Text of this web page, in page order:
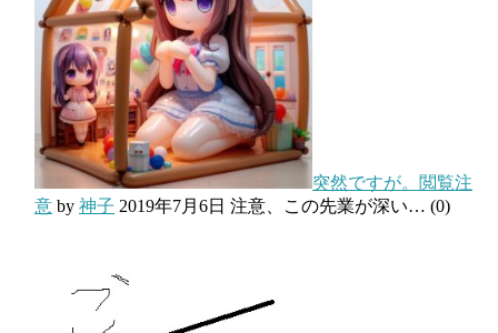
突然ですが。閲覧注
意 by 神子 2019年7月6日 注意、この先業が深い… (0)